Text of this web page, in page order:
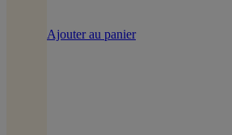
Ajouter au panier